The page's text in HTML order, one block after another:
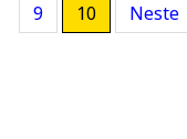
9
10 Neste